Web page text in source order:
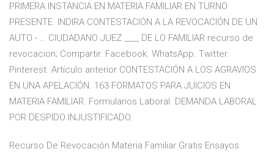
PRIMERA INSTANCIA EN MATERIA FAMILIAR EN TURNO
PRESENTE. INDIRA CONTESTACIÓN A LA REVOCACIÓN DE UN
AUTO - … CIUDADANO JUEZ ____ DE LO FAMILIAR recurso de
revocacion; Compartir. Facebook. WhatsApp. Twitter.
Pinterest. Artículo anterior CONTESTACIÓN A LOS AGRAVIOS
EN UNA APELACIÓN. 163 FORMATOS PARA JUICIOS EN
MATERIA FAMILIAR. Formularios Laboral. DEMANDA LABORAL
POR DESPIDO INJUSTIFICADO.
Recurso De Revocación Materia Familiar Gratis Ensayos